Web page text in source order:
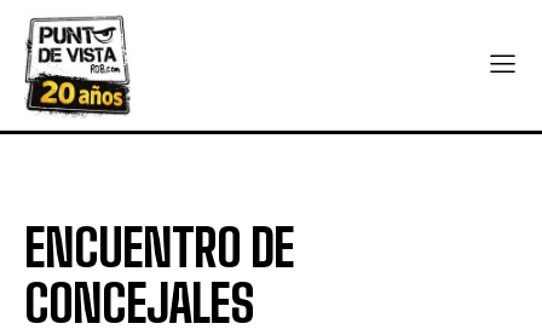
ENCUENTRO DE
CONCEJALES